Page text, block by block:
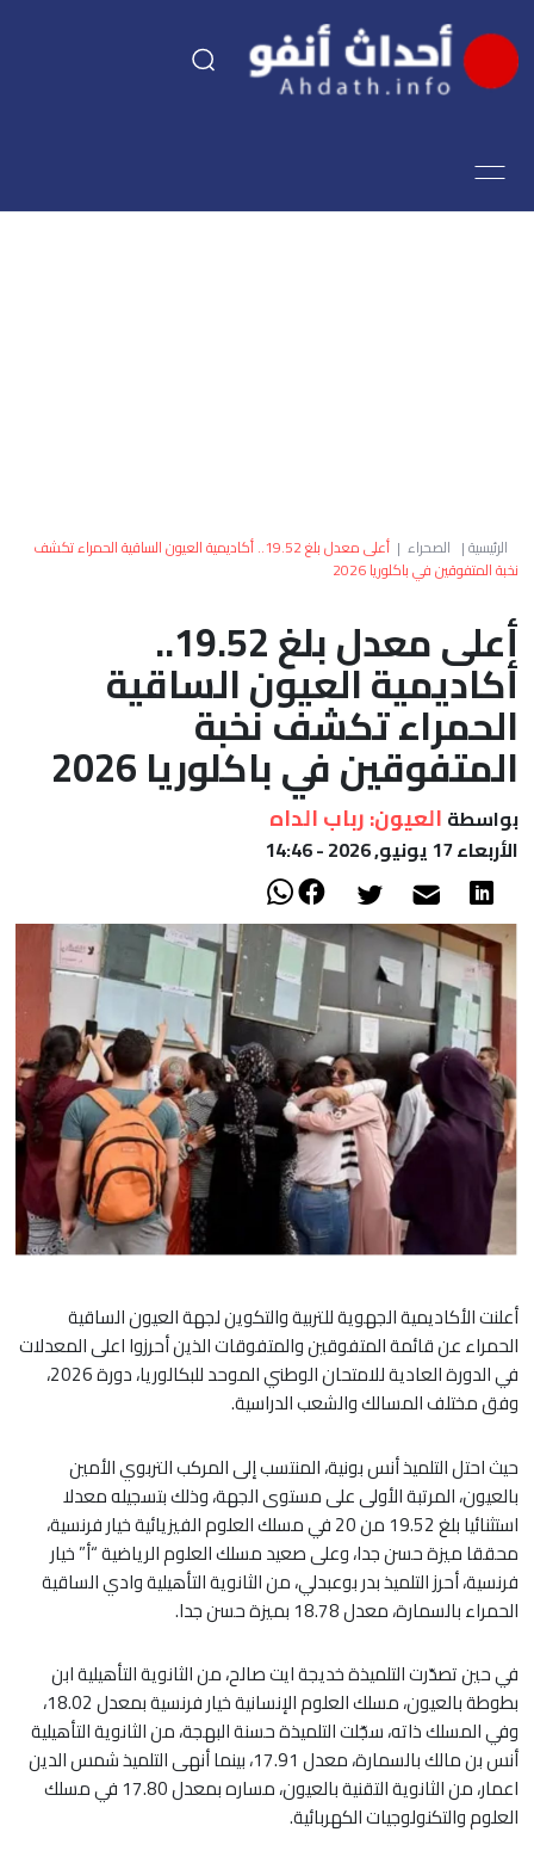
اقتصاد
العالم
الصحراء
الرئيسية| الصحراء |
أعلى معدل بلغ 19.52.. أكاديمية العيون الساقية الحمراء تكشف
نخبة المتفوقين في باكلوريا 2026
أعلى معدل بلغ 19.52..
أكاديمية العيون الساقية
الحمراء تكشف نخبة
المتفوقين في باكلوريا 2026
بواسطة العيون: رباب الداه
الأربعاء 17 يونيو, 2026 - 14:46
أعلنت الأكاديمية الجهوية للتربية والتكوين لجهة العيون الساقية
الحمراء عن قائمة المتفوقين والمتفوقات الذين أحرزوا اعلى المعدلات
في الدورة العادية للامتحان الوطني الموحد للبكالوريا، دورة 2026،
وفق مختلف المسالك والشعب الدراسية.
حيث احتل التلميذ أنس بونية، المنتسب إلى المركب التربوي الأمين
بالعيون، المرتبة الأولى على مستوى الجهة، وذلك بتسجيله معدلا
استثنائيا بلغ 19.52 من 20 في مسلك العلوم الفيزيائية خيار فرنسية،
محققا ميزة حسن جدا، وعلى صعيد مسلك العلوم الرياضية “أ” خيار
فرنسية، أحرز التلميذ بدر بوعبدلي، من الثانوية التأهيلية وادي الساقية
الحمراء بالسمارة، معدل 18.78 بميزة حسن جدا.
في حين تصدّرت التلميذة خديجة ايت صالح، من الثانوية التأهيلية ابن
بطوطة بالعيون، مسلك العلوم الإنسانية خيار فرنسية بمعدل 18.02،
وفي المسلك ذاته، سجّلت التلميذة حسنة البهجة، من الثانوية التأهيلية
أنس بن مالك بالسمارة، معدل 17.91، بينما أنهى التلميذ شمس الدين
اعمار، من الثانوية التقنية بالعيون، مساره بمعدل 17.80 في مسلك
العلوم والتكنولوجيات الكهربائية.